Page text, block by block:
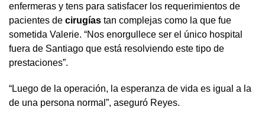
enfermeras y tens para satisfacer los requerimientos de
pacientes de cirugías tan complejas como la que fue
sometida Valerie. “Nos enorgullece ser el único hospital
fuera de Santiago que está resolviendo este tipo de
prestaciones”.
“Luego de la operación, la esperanza de vida es igual a la
de una persona normal”, aseguró Reyes.